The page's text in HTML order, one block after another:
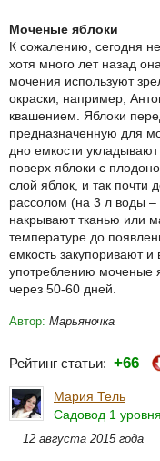
Моченые яблоки
К сожалению, сегодня
хотя много лет назад
мочения используют
окраски, например,
квашением. Яблоки
предназначенную для
дно емкости
поверх яблоки с
слой яблок, и так почти
рассолом (на 3 л воды –
накрывают тканью или
температуре до
емкость закупоривают
употреблению моченые
через 50-60 дней.
Автор: Марьяночка
Рейтинг статьи: +66
Мария Тель
Садовод 1 уровня
12 августа 2015 года